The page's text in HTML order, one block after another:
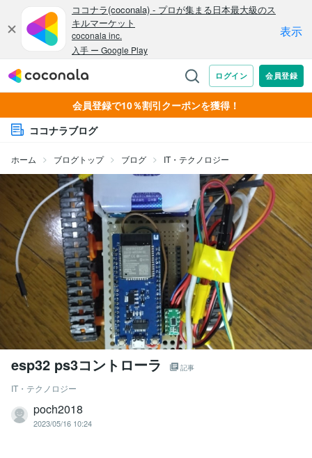
会員登録で10％割引クーポンを獲得！
ココナラブログ
ホーム ブログトップ ブログ IT・テクノロジー
esp32 ps3コントローラ 記事
IT・テクノロジー
poch2018
2023/05/16 10:24